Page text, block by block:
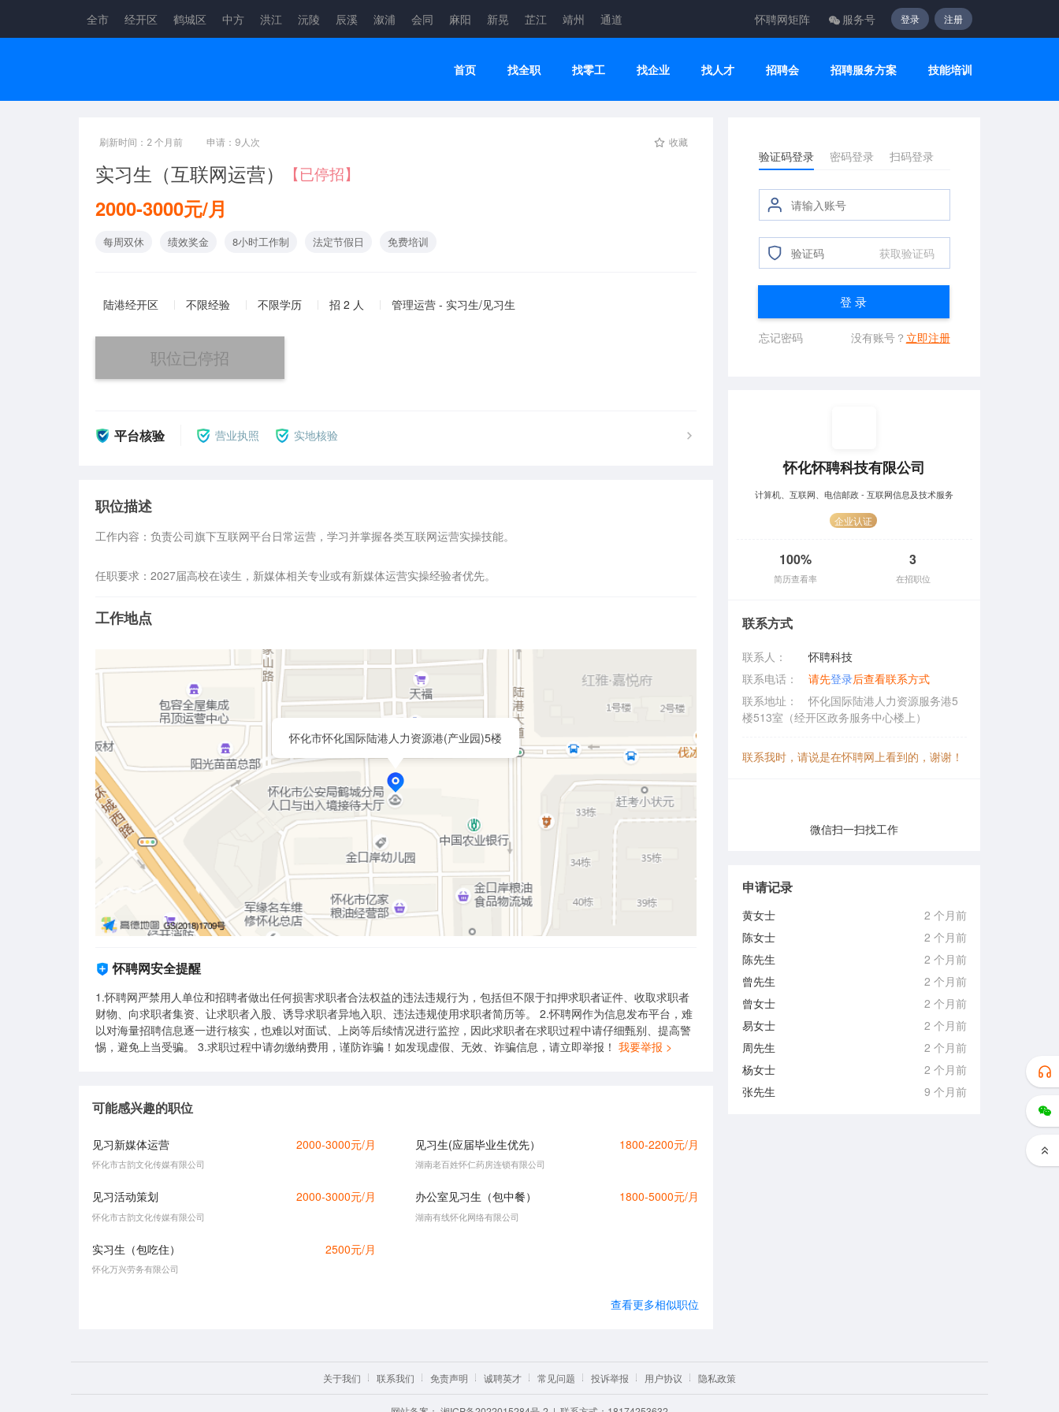
全市 经开区 鹤城区 中方 洪江 沅陵 辰溪 溆浦 会同 麻阳 新晃 芷江 靖州 通道 怀聘网矩阵 服务号 登录 注册
首页 找全职 找零工 找企业 找人才 招聘会 招聘服务方案 技能培训
刷新时间：2 个月前 申请：9人次 收藏
实习生（互联网运营） 【已停招】
2000-3000元/月
每周双休 绩效奖金 8小时工作制 法定节假日 免费培训
陆港经开区 不限经验 不限学历 招 2 人 管理运营 - 实习生/见习生
职位已停招
平台核验 营业执照 实地核验
职位描述
工作内容：负责公司旗下互联网平台日常运营，学习并掌握各类互联网运营实操技能。
任职要求：2027届高校在读生，新媒体相关专业或有新媒体运营实操经验者优先。
工作地点
怀化市怀化国际陆港人力资源港(产业园)5楼
怀聘网安全提醒
1.怀聘网严禁用人单位和招聘者做出任何损害求职者合法权益的违法违规行为，包括但不限于扣押求职者证件、收取求职者
财物、向求职者集资、让求职者入股、诱导求职者异地入职、违法违规使用求职者简历等。 2.怀聘网作为信息发布平台，难
以对海量招聘信息逐一进行核实，也难以对面试、上岗等后续情况进行监控，因此求职者在求职过程中请仔细甄别、提高警
惕，避免上当受骗。 3.求职过程中请勿缴纳费用，谨防诈骗！如发现虚假、无效、诈骗信息，请立即举报！ 我要举报 >
可能感兴趣的职位
见习新媒体运营 2000-3000元/月
怀化市古韵文化传媒有限公司
见习生(应届毕业生优先） 1800-2200元/月
湖南老百姓怀仁药房连锁有限公司
见习活动策划 2000-3000元/月
怀化市古韵文化传媒有限公司
办公室见习生（包中餐） 1800-5000元/月
湖南有线怀化网络有限公司
实习生（包吃住） 2500元/月
怀化万兴劳务有限公司
查看更多相似职位
验证码登录 密码登录 扫码登录
获取验证码
登 录
忘记密码 没有账号？ 立即注册
怀化怀聘科技有限公司
计算机、互联网、电信邮政 - 互联网信息及技术服务
企业认证
100%
简历查看率
3
在招职位
联系方式
联系人：
怀聘科技
联系电话：
请先登录后查看联系方式
联系地址：
怀化国际陆港人力资源服务港5
楼513室（经开区政务服务中心楼上）
联系我时，请说是在怀聘网上看到的，谢谢！
微信扫一扫找工作
申请记录
黄女士
2 个月前
陈女士
2 个月前
陈先生
2 个月前
曾先生
2 个月前
曾女士
2 个月前
易女士
2 个月前
周先生
2 个月前
杨女士
2 个月前
张先生
9 个月前
关于我们 联系我们 免责声明 诚聘英才 常见问题 投诉举报 用户协议 隐私政策